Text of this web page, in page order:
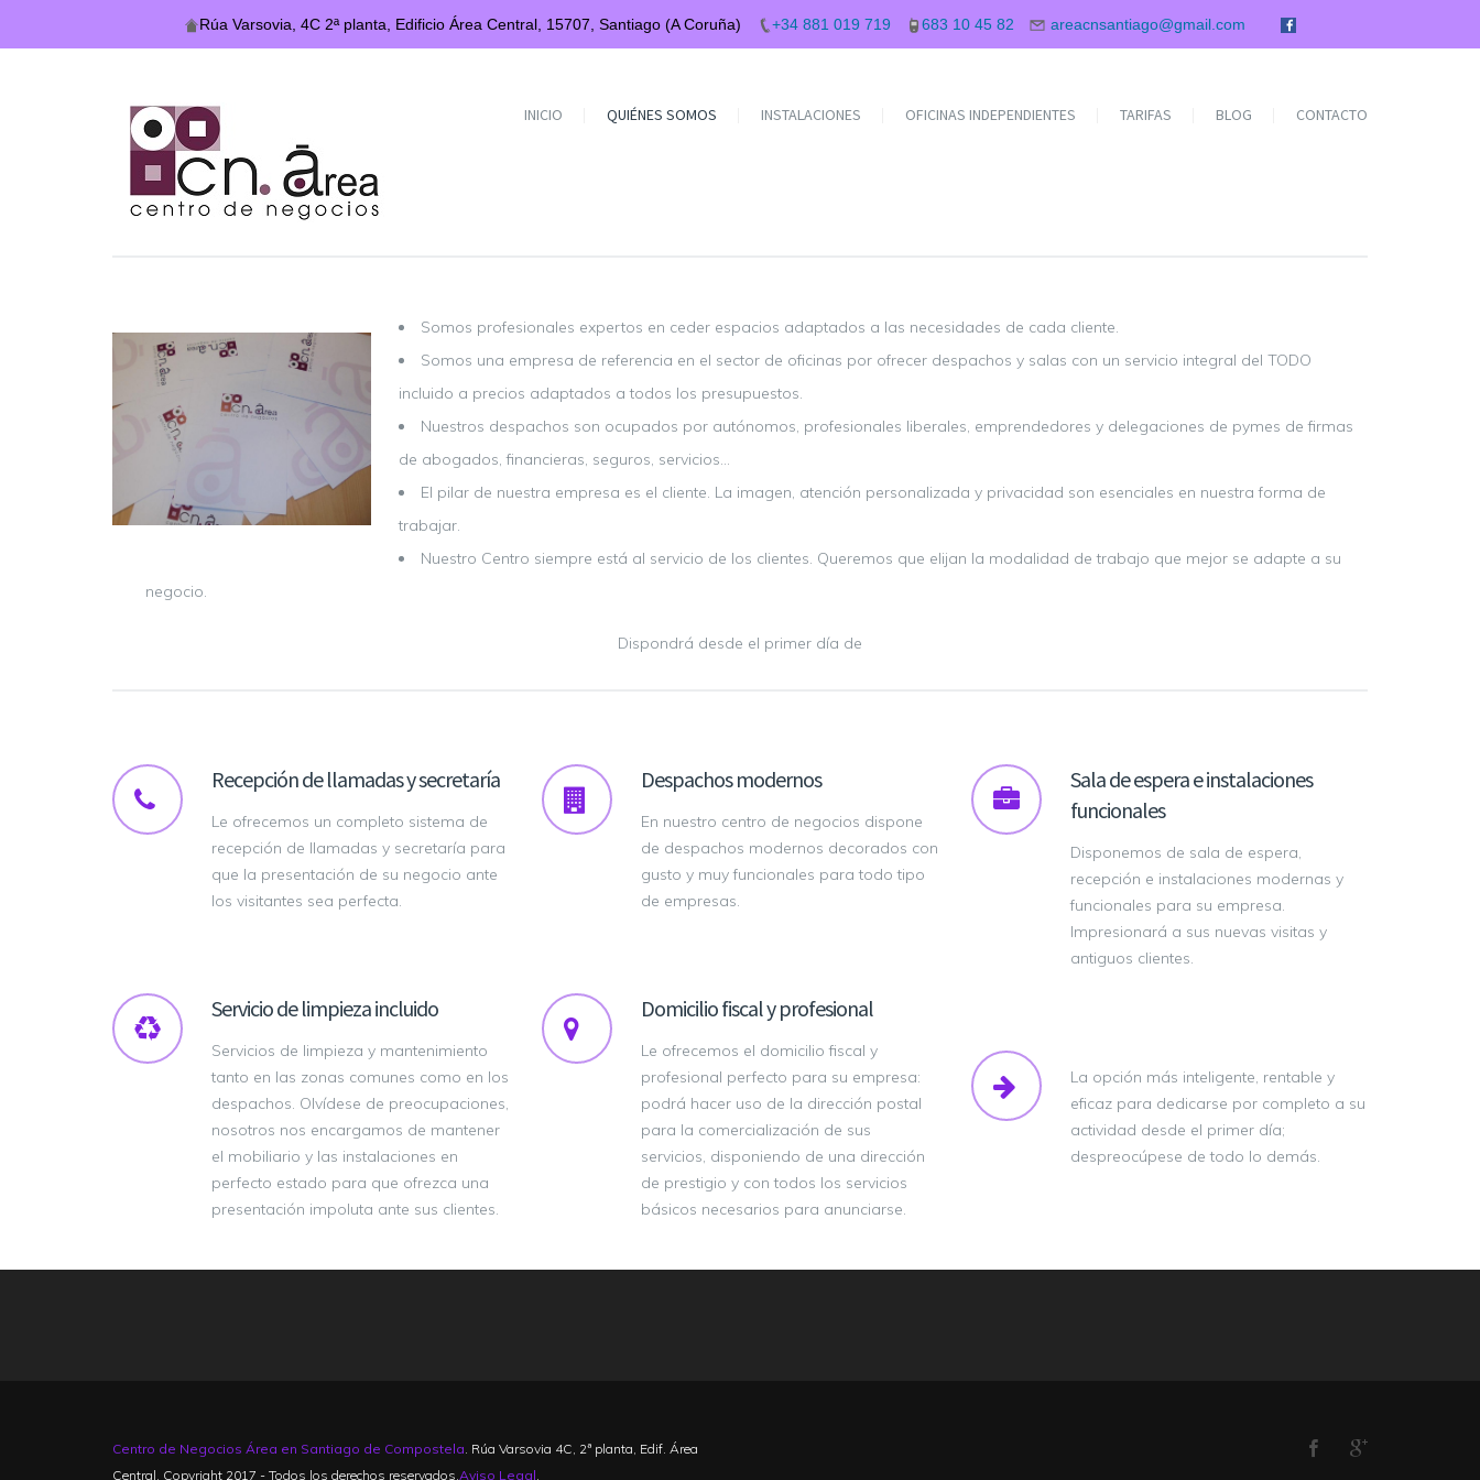
Rúa Varsovia, 4C 2ª planta, Edificio Área Central, 15707, Santiago (A Coruña) +34 881 019 719 683 10 45 82 areacnsantiago@gmail.com
INICIO QUIÉNES SOMOS INSTALACIONES OFICINAS INDEPENDIENTES TARIFAS BLOG CONTACTO
Somos profesionales expertos en ceder espacios adaptados a las necesidades de cada cliente.
Somos una empresa de referencia en el sector de oficinas por ofrecer despachos y salas con un servicio integral del TODO
incluido a precios adaptados a todos los presupuestos.
Nuestros despachos son ocupados por autónomos, profesionales liberales, emprendedores y delegaciones de pymes de firmas
de abogados, financieras, seguros, servicios…
El pilar de nuestra empresa es el cliente. La imagen, atención personalizada y privacidad son esenciales en nuestra forma de
trabajar.
Nuestro Centro siempre está al servicio de los clientes. Queremos que elijan la modalidad de trabajo que mejor se adapte a su
negocio.
Dispondrá desde el primer día de
Recepción de llamadas y secretaría
Le ofrecemos un completo sistema de
recepción de llamadas y secretaría para
que la presentación de su negocio ante
los visitantes sea perfecta.
Servicio de limpieza incluido
Servicios de limpieza y mantenimiento
tanto en las zonas comunes como en los
despachos. Olvídese de preocupaciones,
nosotros nos encargamos de mantener
el mobiliario y las instalaciones en
perfecto estado para que ofrezca una
presentación impoluta ante sus clientes.
Despachos modernos
En nuestro centro de negocios dispone
de despachos modernos decorados con
gusto y muy funcionales para todo tipo
de empresas.
Domicilio fiscal y profesional
Le ofrecemos el domicilio fiscal y
profesional perfecto para su empresa:
podrá hacer uso de la dirección postal
para la comercialización de sus
servicios, disponiendo de una dirección
de prestigio y con todos los servicios
básicos necesarios para anunciarse.
Sala de espera e instalaciones
funcionales
Disponemos de sala de espera,
recepción e instalaciones modernas y
funcionales para su empresa.
Impresionará a sus nuevas visitas y
antiguos clientes.
La opción más inteligente, rentable y
eficaz para dedicarse por completo a su
actividad desde el primer día;
despreocúpese de todo lo demás.
Centro de Negocios Área en Santiago de Compostela. Rúa Varsovia 4C, 2ª planta, Edif. Área
Central. Copyright 2017 - Todos los derechos reservados.Aviso Legal.